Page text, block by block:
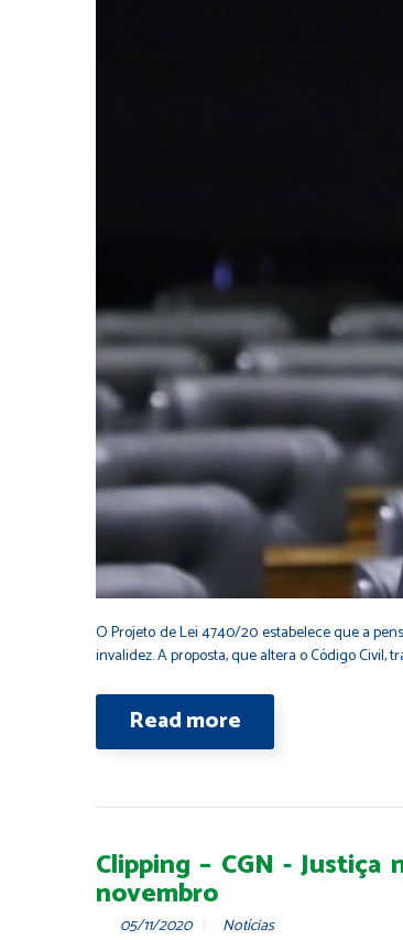
O Projeto de Lei 4740/20 estabelece que a
invalidez. A proposta, que altera o Código Civil,
Read more
Clipping – CGN -
novembro
05/11/2020 Notícias